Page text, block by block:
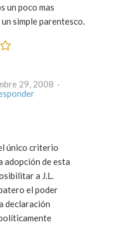
un poco mas
simple parentesco.
Ben en septiembre 29, 2008 ·
único criterio
adopción de esta
a J.L.
el poder
declaración